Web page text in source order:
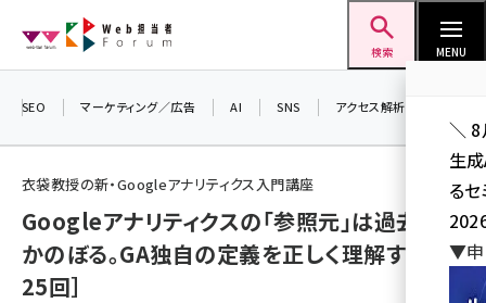
ン
検索 MENU
seo (3532)
SEO マーケティング／広告 AI SNS アクセス解析／データ分析
衣袋教授の新・Googleアナリティクス入門講座
Googleアナリティクスの「参照元」は過去にさ
かのぼる。GA独自の定義を正しく理解する［第
25回］
＼ 8
生
る
▼申